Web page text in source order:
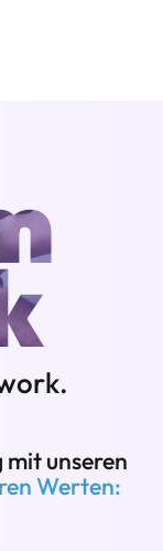
mit unseren
Werten: